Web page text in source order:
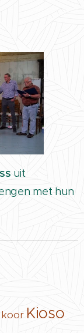
uit
met hun
koor Kioso